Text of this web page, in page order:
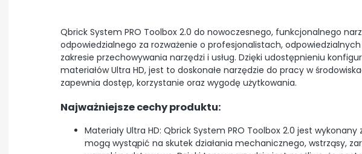
Qbrick System PRO Toolbox 2.0 do nowoczesnego, funkcjonalnego
odpowiedzialnego za rozważenie o profesjonalistach,
zakresie przechowywania narzędzi i usług. Dzięki udostępnieniu
materiałów Ultra HD, jest to doskonałe narzędzie do pracy w
zapewnia dostęp, korzystanie oraz wygodę użytkowania.
Najważniejsze cechy produktu:
Materiały Ultra HD: Qbrick System PRO Toolbox 2.0 jest wykonany
mogą wystąpić na skutek działania mechanicznego, wstrząsy,